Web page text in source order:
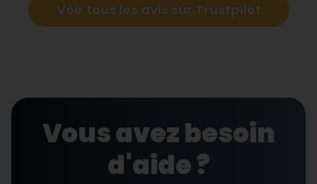
Voir tous les avis sur Trustpilot
Vous avez besoin
d'aide ?